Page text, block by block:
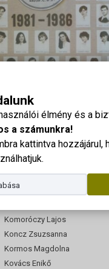
élmény és a
a számunkra!
kattintva hozzájárul,
Kelemen Tibor
Király Zoltán István
Kiss Julianna
Kiss Károly
Komoróczy Lajos
Koncz Zsuzsanna
Kormos Magdolna
Kovács Enikő